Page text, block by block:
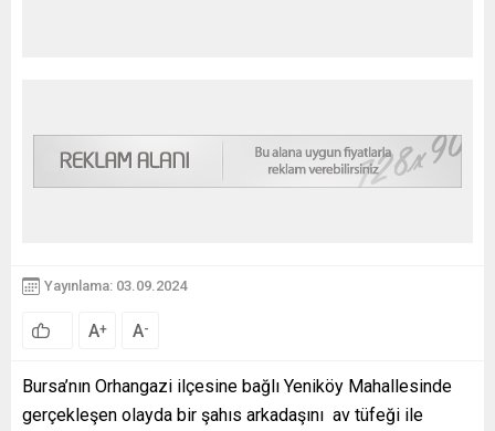
Yayınlama: 03.09.2024
A+ A-
Bursa’nın Orhangazi ilçesine bağlı Yeniköy Mahallesinde
gerçekleşen olayda bir şahıs arkadaşını av tüfeği ile